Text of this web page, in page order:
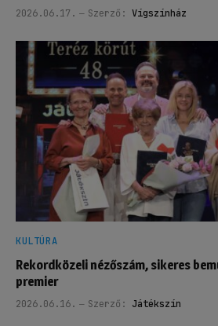
2026.06.17. Szerző: Vígszínház
KULTÚRA
Rekordközeli nézőszám, sikeres
premier
2026.06.16. Szerző: Játékszín